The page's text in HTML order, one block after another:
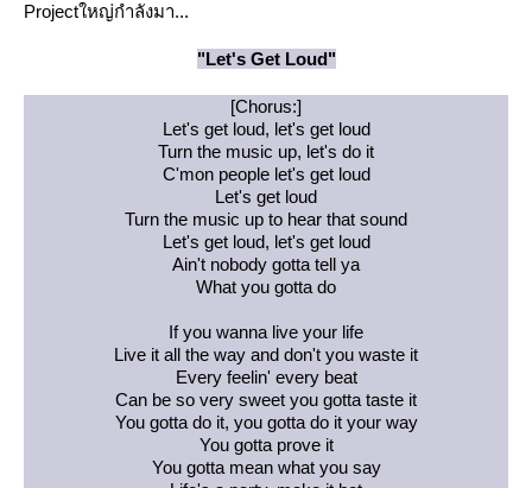
Projectใหญ่กำลังมา...
"Let's Get Loud"
[Chorus:]
Let's get loud, let's get loud
Turn the music up, let's do it
C'mon people let's get loud
Let's get loud
Turn the music up to hear that sound
Let's get loud, let's get loud
Ain't nobody gotta tell ya
What you gotta do
If you wanna live your life
Live it all the way and don't you waste it
Every feelin' every beat
Can be so very sweet you gotta taste it
You gotta do it, you gotta do it your way
You gotta prove it
You gotta mean what you say